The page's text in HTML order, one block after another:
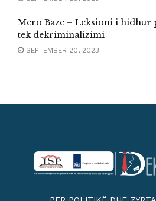
Mero Baze – Leksioni i hidhur
tek dekriminalizimi
SEPTEMBER 20, 2023